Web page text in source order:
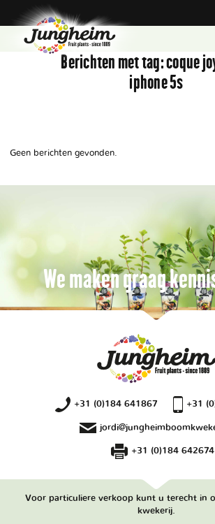
Berichten met tag:coque
iphone 5s
Geen berichten gevonden.
We maken graag
+31 (0)184 641867 +31
+31 (0)184 642674
Voor particuliere verkoop kunt u terecht in
kwekerij.